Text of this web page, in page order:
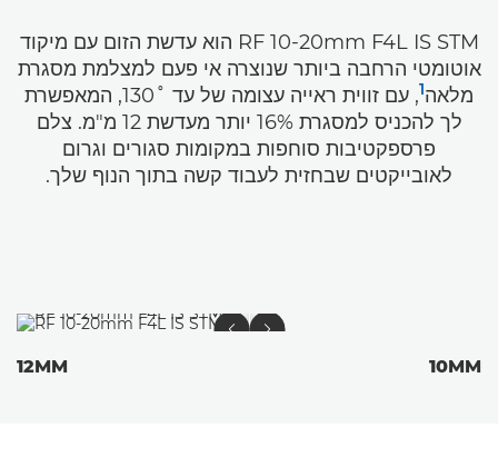
RF 10-20mm F4L IS STM הוא עדשת הזום עם מיקוד
אוטומטי הרחבה ביותר שנוצרה אי פעם למצלמת מסגרת
מלאה1
, עם זווית ראייה עצומה של עד ‎130˚‎, המאפשרת
לך להכניס למסגרת 16% יותר מעדשת 12 מ"מ. צלם
פרספקטיבות סוחפות במקומות סגורים וגרום
לאובייקטים שבחזית לעבוד קשה בתוך הנוף שלך.
10MM
12MM